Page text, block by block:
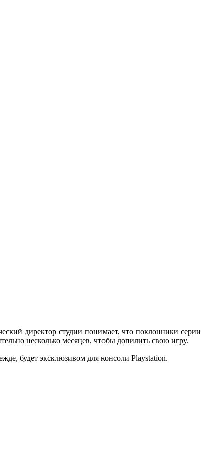
директор студии понимает, что поклонники серии
несколько месяцев, чтобы допилить свою игру.
будет эксклюзивом для консоли Playstation.